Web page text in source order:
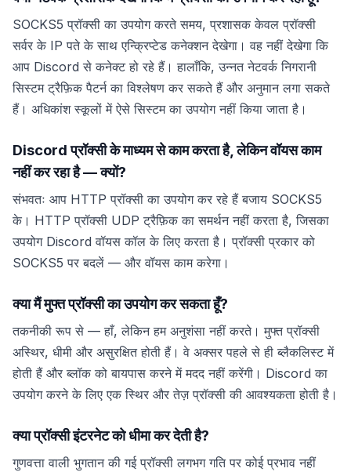
SOCKS5 प्रॉक्सी का उपयोग करते समय, प्रशासक केवल प्रॉक्सी
सर्वर के IP पते के साथ एन्क्रिप्टेड कनेक्शन देखेगा। वह नहीं देखेगा कि
आप Discord से कनेक्ट हो रहे हैं। हालाँकि, उन्नत नेटवर्क निगरानी
सिस्टम ट्रैफ़िक पैटर्न का विश्लेषण कर सकते हैं और अनुमान लगा सकते
हैं। अधिकांश स्कूलों में ऐसे सिस्टम का उपयोग नहीं किया जाता है।
Discord प्रॉक्सी के माध्यम से काम करता है, लेकिन वॉयस काम
नहीं कर रहा है — क्यों?
संभवतः आप HTTP प्रॉक्सी का उपयोग कर रहे हैं बजाय SOCKS5
के। HTTP प्रॉक्सी UDP ट्रैफ़िक का समर्थन नहीं करता है, जिसका
उपयोग Discord वॉयस कॉल के लिए करता है। प्रॉक्सी प्रकार को
SOCKS5 पर बदलें — और वॉयस काम करेगा।
क्या मैं मुफ्त प्रॉक्सी का उपयोग कर सकता हूँ?
तकनीकी रूप से — हाँ, लेकिन हम अनुशंसा नहीं करते। मुफ्त प्रॉक्सी
अस्थिर, धीमी और असुरक्षित होती हैं। वे अक्सर पहले से ही ब्लैकलिस्ट में
होती हैं और ब्लॉक को बायपास करने में मदद नहीं करेंगी। Discord का
उपयोग करने के लिए एक स्थिर और तेज़ प्रॉक्सी की आवश्यकता होती है।
क्या प्रॉक्सी इंटरनेट को धीमा कर देती है?
गुणवत्ता वाली भुगतान की गई प्रॉक्सी लगभग गति पर कोई प्रभाव नहीं